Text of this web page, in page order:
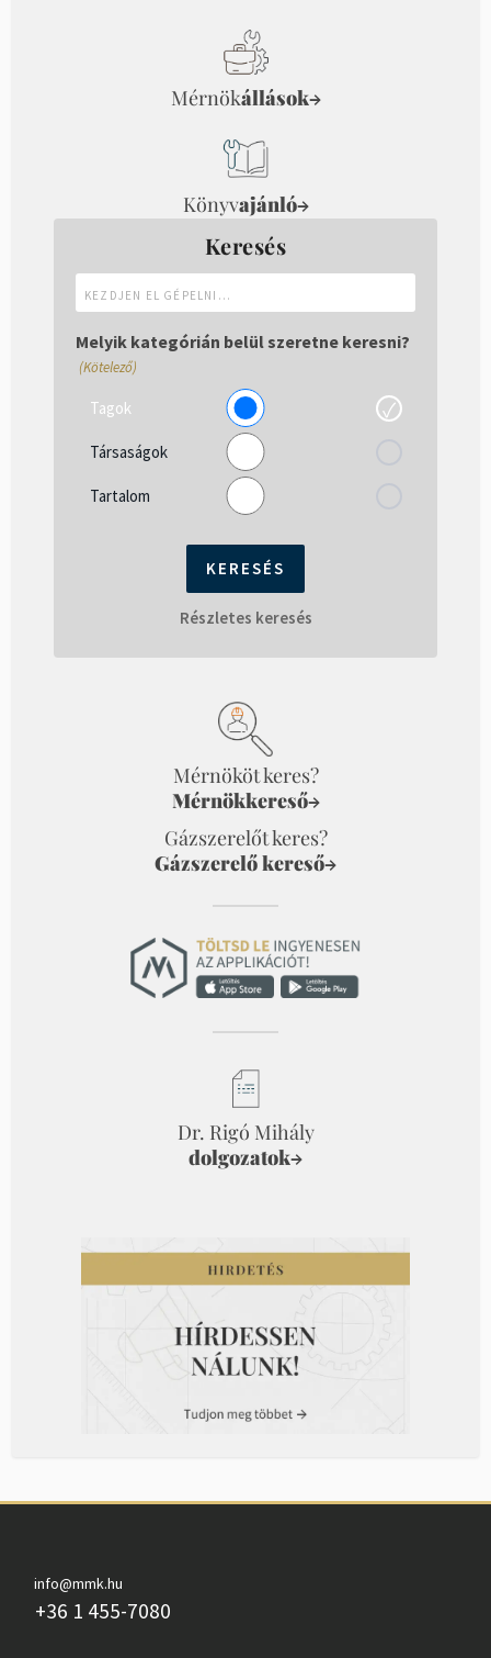
Mérnökállások→
Könyvajánló→
Keresés
el
gépelni...
Melyik kategórián belül szeretne keresni?
(Kötelező)
Tagok
Társaságok
Tartalom
Részletes keresés
Mérnököt keres?
Mérnökkereső→
Gázszerelőt keres?
Gázszerelő kereső→
Dr. Rigó Mihály
dolgozatok→
info@mmk.hu
+36 1 455-7080